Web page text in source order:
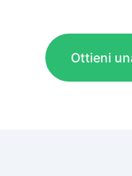
Ottieni